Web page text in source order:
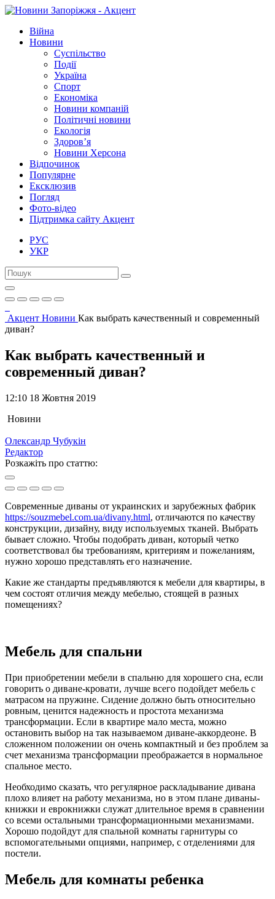
Війна
Новини
Суспільство
Події
Україна
Спорт
Економіка
Новини компаній
Політичні новини
Екологія
Здоров’я
Новини Херсона
Відпочинок
Популярне
Ексклюзив
Погляд
Фото-відео
Підтримка сайту Акцент
РУС
УКР
Акцент Новини Как выбрать качественный и современный
диван?
Как выбрать качественный и
современный диван?
12:10 18 Жовтня 2019
Новини
Олександр Чубукін
Редактор
Розкажіть про статтю:
Современные диваны от украинских и зарубежных фабрик
https://souzmebel.com.ua/divany.html, отличаются по качеству
конструкции, дизайну, виду используемых тканей. Выбрать
бывает сложно. Чтобы подобрать диван, который четко
соответствовал бы требованиям, критериям и пожеланиям,
нужно хорошо представлять его назначение.
Какие же стандарты предъявляются к мебели для квартиры, в
чем состоят отличия между мебелью, стоящей в разных
помещениях?
Мебель для спальни
При приобретении мебели в спальню для хорошего сна, если
говорить о диване-кровати, лучше всего подойдет мебель с
матрасом на пружине. Сидение должно быть относительно
ровным, ценится надежность и простота механизма
трансформации. Если в квартире мало места, можно
остановить выбор на так называемом диване-аккордеоне. В
сложенном положении он очень компактный и без проблем за
счет механизма трансформации преображается в нормальное
спальное место.
Необходимо сказать, что регулярное раскладывание дивана
плохо влияет на работу механизма, но в этом плане диваны-
книжки и еврокнижки служат длительное время в сравнении
со всеми остальными трансформационными механизмами.
Хорошо подойдут для спальной комнаты гарнитуры со
вспомогательными опциями, например, с отделениями для
постели.
Мебель для комнаты ребенка